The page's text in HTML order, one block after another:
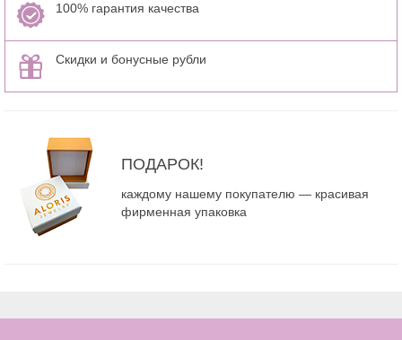
100% гарантия качества
Скидки и бонусные рубли
ПОДАРОК!
каждому нашему покупателю — красивая
фирменная упаковка